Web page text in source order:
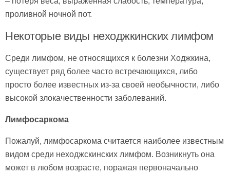
проливной ночной пот.
Некоторые виды неходжкинских лимфом
Среди лимфом, не относящихся к болезни Ходжкина,
существует ряд более часто встречающихся, либо
просто более известных из-за своей необычности, либо
высокой злокачественности заболеваний.
Лимфосаркома
Пожалуй, лимфосаркома считается наиболее известным
видом среди неходжскинских лимфом. Возникнуть она
может в любом возрасте, поражая первоначально